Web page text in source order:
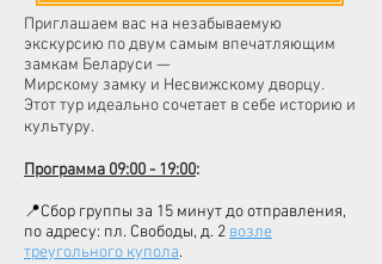
Приглашаем вас на незабываемую
экскурсию по двум самым впечатляющим
замкам Беларуси —
Мирскому замку и Несвижскому дворцу.
Этот тур идеально сочетает в себе историю и
культуру.
Программа 09:00 - 19:00:
📍Сбор группы за 15 минут до отправления,
по адресу: пл. Свободы, д. 2 возле
треугольного купола.